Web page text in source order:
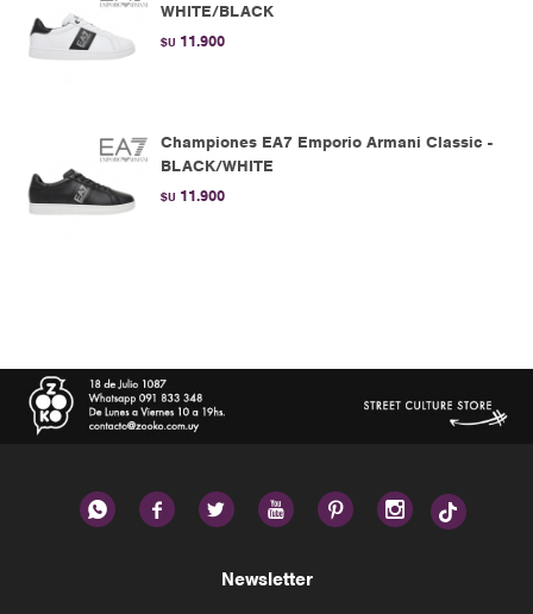
WHITE/BLACK
$U 11.900
Championes EA7 Emporio Armani Classic -
BLACK/WHITE
$U 11.900
     
Newsletter